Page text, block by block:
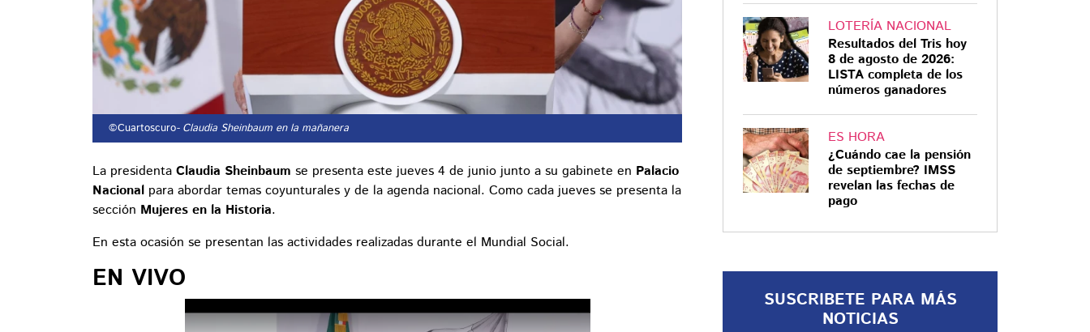
©Cuartoscuro- Claudia Sheinbaum en la mañanera
La presidenta Claudia Sheinbaum se presenta este jueves 4 de junio junto a su gabinete en Palacio
Nacional para abordar temas coyunturales y de la agenda nacional. Como cada jueves se presenta la
sección Mujeres en la Historia.
En esta ocasión se presentan las actividades realizadas durante el Mundial Social.
EN VIVO
LOTERÍA NACIONAL
Resultados del Tris hoy
8 de agosto de 2026:
LISTA completa de los
números ganadores
ES HORA
¿Cuándo cae la pensión
de septiembre? IMSS
revelan las fechas de
pago
SUSCRIBETE PARA MÁS
NOTICIAS